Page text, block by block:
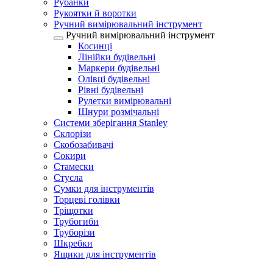
Рубанки
Рукоятки й воротки
Ручний вимірювальний інструмент
Ручний вимірювальний інструмент
Косинці
Лінійки будівельні
Маркери будівельні
Олівці будівельні
Рівні будівельні
Рулетки вимірювальні
Шнури розмічальні
Системи зберігання Stanley
Склорізи
Скобозабивачі
Сокири
Стамески
Стусла
Сумки для інструментів
Торцеві голівки
Тріщотки
Трубогиби
Труборізи
Шкребки
Ящики для інструментів